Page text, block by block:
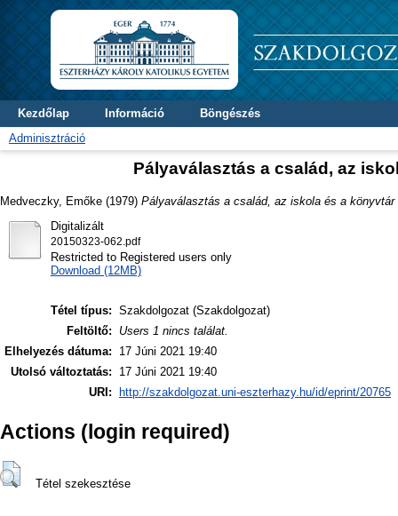
Kezdőlap Információ
Böngészés
Adminisztráció
Pályaválasztás a család, az
Medveczky, Emőke (1979) Pályaválasztás a család, az iskola és a könyvtár
Digitalizált
20150323-062.pdf
Restricted to Registered users only
Download (12MB)
Tétel típus: Szakdolgozat (Szakdolgozat)
Feltöltő:
Users 1 nincs találat.
Elhelyezés dátuma:
17 Júni 2021 19:40
Utolsó változtatás:
17 Júni 2021 19:40
URI:
http://szakdolgozat.uni-eszterhazy.hu/id/eprint/20765
Actions (login required)
Tétel szekesztése